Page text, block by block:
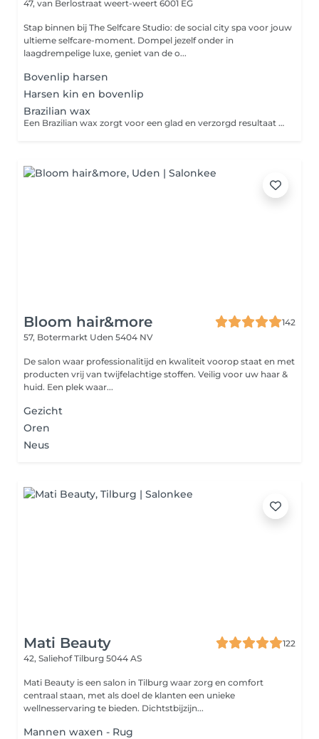
47, van Berlostraat weert-weert 6001 EG
Stap binnen bij The Selfcare Studio: de social city spa voor jouw
ultieme selfcare-moment. Dompel jezelf onder in
laagdrempelige luxe, geniet van de o...
Bovenlip harsen
Harsen kin en bovenlip
Brazilian wax
Een Brazilian wax zorgt voor een glad en verzorgd resultaat doordat al het haar in de schaamstreek wordt verwijderd. We werken met zorg en precisie, zodat de behandeling zo comfortabel mogelijk verloopt. Het resultaat: een zachte huid die wekenlang mooi glad blijft.
Bloom hair&more
142
57, Botermarkt Uden 5404 NV
De salon waar professionalitijd en kwaliteit voorop staat en met
producten vrij van twijfelachtige stoffen. Veilig voor uw haar &
huid. Een plek waar...
Gezicht
Oren
Neus
Mati Beauty
122
42, SaliehofTilburg 5044 AS
Mati Beauty is een salon in Tilburg waar zorg en comfort
centraal staan, met als doel de klanten een unieke
wellnesservaring te bieden. Dichtstbijzijn...
Mannen waxen - Rug